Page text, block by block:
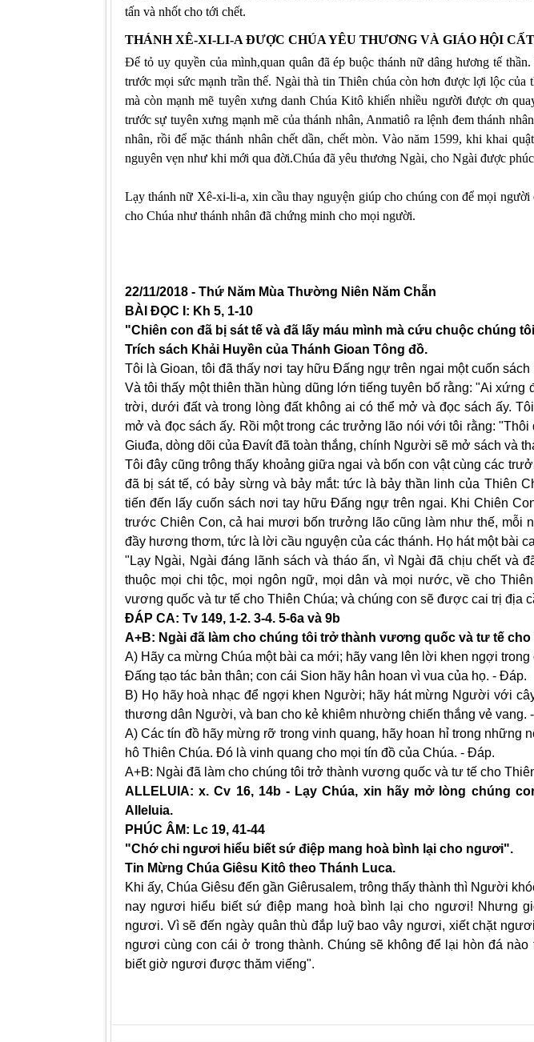
tấn và nhốt cho tới chết.
THÁNH XÊ-XI-LI-A ÐƯỢC CHÚA YÊU THƯƠNG VÀ GIÁO HỘI
Ðể tỏ uy quyền của mình,quan quân đã ép buộc thánh nữ dâng hương tế
trước mọi sức mạnh trần thế. Ngài thà tin Thiên chúa còn hơn được lợi lộc của
mà còn mạnh mẽ tuyên xưng danh Chúa Kitô khiến nhiều người được ơn
trước sự tuyên xưng mạnh mẽ của thánh nhân, Anmatiô ra lệnh đem thánh
nhân, rồi để mặc thánh nhân chết dần, chết mòn. Vào năm 1599, khi khai
nguyên vẹn như khi mới qua đời.Chúa đã yêu thương Ngài, cho Ngài được
Lạy thánh nữ Xê-xi-li-a, xin cầu thay nguyện giúp cho chúng con để mọi người
cho Chúa như thánh nhân đã chứng minh cho mọi người.
22/11/2018 - Thứ Năm Mùa Thường Niên Năm Chẵn
BÀI ĐỌC I: Kh 5, 1-10
"Chiên con đã bị sát tế và đã lấy máu mình mà cứu chuộc chúng
Trích sách Khải Huyền của Thánh Gioan Tông đồ.
Tôi là Gioan, tôi đã thấy nơi tay hữu Đấng ngự trên ngai một cuốn
Và tôi thấy một thiên thần hùng dũng lớn tiếng tuyên bố rằng: "Ai xứng
trời, dưới đất và trong lòng đất không ai có thể mở và đọc sách ấy.
mở và đọc sách ấy. Rồi một trong các trưởng lão nói với tôi rằng:
Giuđa, dòng dõi của Đavít đã toàn thắng, chính Người sẽ mở sách và
Tôi đây cũng trông thấy khoảng giữa ngai và bốn con vật cùng các
đã bị sát tế, có bảy sừng và bảy mắt: tức là bảy thần linh của Thiên
tiến đến lấy cuốn sách nơi tay hữu Đấng ngự trên ngai. Khi Chiên
trước Chiên Con, cả hai mươi bốn trưởng lão cũng làm như thế, mỗi
đầy hương thơm, tức là lời cầu nguyện của các thánh. Họ hát một bài
"Lạy Ngài, Ngài đáng lãnh sách và tháo ấn, vì Ngài đã chịu chết và
thuộc mọi chi tộc, mọi ngôn ngữ, mọi dân và mọi nước, về cho
vương quốc và tư tế cho Thiên Chúa; và chúng con sẽ được cai trị địa
ĐÁP CA: Tv 149, 1-2. 3-4. 5-6a và 9b
A+B: Ngài đã làm cho chúng tôi trở thành vương quốc và tư tế cho
A) Hãy ca mừng Chúa một bài ca mới; hãy vang lên lời khen ngợi
Đấng tạo tác bản thân; con cái Sion hãy hân hoan vì vua của họ. - Đáp.
B) Họ hãy hoà nhạc để ngợi khen Người; hãy hát mừng Người với
thương dân Người, và ban cho kẻ khiêm nhường chiến thắng vẻ vang.
A) Các tín đồ hãy mừng rỡ trong vinh quang, hãy hoan hỉ trong những
hô Thiên Chúa. Đó là vinh quang cho mọi tín đồ của Chúa. - Đáp.
A+B: Ngài đã làm cho chúng tôi trở thành vương quốc và tư tế cho
ALLELUIA: x. Cv 16, 14b - Lạy Chúa, xin hãy mở lòng chúng
Alleluia.
PHÚC ÂM: Lc 19, 41-44
"Chớ chi ngươi hiểu biết sứ điệp mang hoà bình lại cho ngươi".
Tin Mừng Chúa Giêsu Kitô theo Thánh Luca.
Khi ấy, Chúa Giêsu đến gần Giêrusalem, trông thấy thành thì Người
nay ngươi hiểu biết sứ điệp mang hoà bình lại cho ngươi! Nhưng
ngươi. Vì sẽ đến ngày quân thù đắp luỹ bao vây ngươi, xiết chặt
ngươi cùng con cái ở trong thành. Chúng sẽ không để lại hòn đá
biết giờ ngươi được thăm viếng".